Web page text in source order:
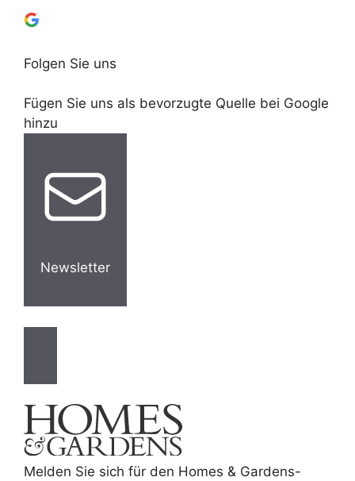
Folgen Sie uns
Fügen Sie uns als bevorzugte Quelle bei Google
hinzu
Newsletter
Melden Sie sich für den Homes & Gardens-